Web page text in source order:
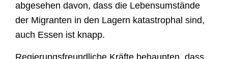
abgesehen davon, dass die Lebensumstände
der Migranten in den Lagern katastrophal sind,
auch Essen ist knapp.